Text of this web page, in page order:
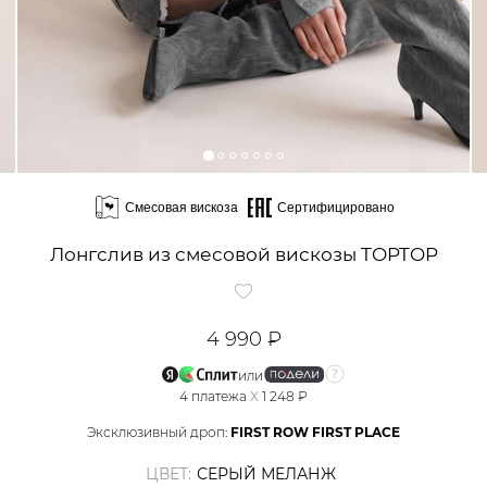
Смесовая вискоза Сертифицировано
Лонгслив из смесовой вискозы TOPTOP
4 990 ₽
или
4 платежа X 1 248 ₽
Эксклюзивный дроп: FIRST ROW FIRST PLACE
ЦВЕТ: СЕРЫЙ МЕЛАНЖ